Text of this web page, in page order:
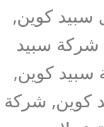
سبيد كوين,
سبيد
سبيد كوين,
كوين, شركة